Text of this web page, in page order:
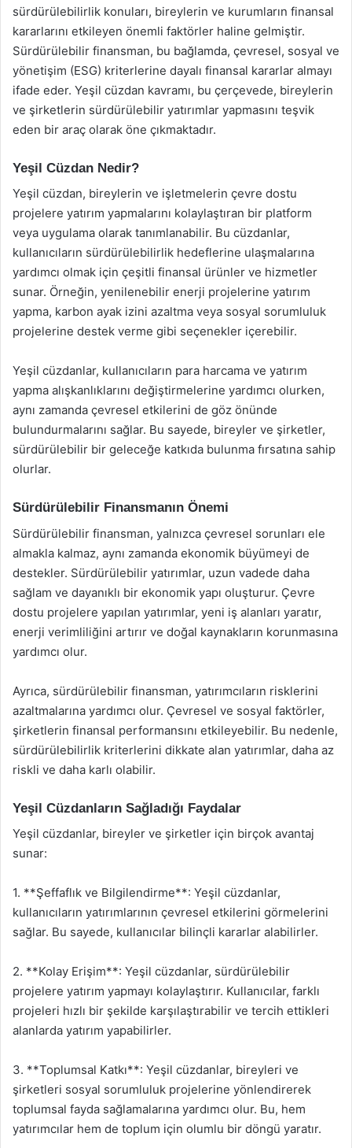
sürdürülebilirlik konuları, bireylerin ve kurumların finansal
kararlarını etkileyen önemli faktörler haline gelmiştir.
Sürdürülebilir finansman, bu bağlamda, çevresel, sosyal ve
yönetişim (ESG) kriterlerine dayalı finansal kararlar almayı
ifade eder. Yeşil cüzdan kavramı, bu çerçevede, bireylerin
ve şirketlerin sürdürülebilir yatırımlar yapmasını teşvik
eden bir araç olarak öne çıkmaktadır.
Yeşil Cüzdan Nedir?
Yeşil cüzdan, bireylerin ve işletmelerin çevre dostu
projelere yatırım yapmalarını kolaylaştıran bir platform
veya uygulama olarak tanımlanabilir. Bu cüzdanlar,
kullanıcıların sürdürülebilirlik hedeflerine ulaşmalarına
yardımcı olmak için çeşitli finansal ürünler ve hizmetler
sunar. Örneğin, yenilenebilir enerji projelerine yatırım
yapma, karbon ayak izini azaltma veya sosyal sorumluluk
projelerine destek verme gibi seçenekler içerebilir.
Yeşil cüzdanlar, kullanıcıların para harcama ve yatırım
yapma alışkanlıklarını değiştirmelerine yardımcı olurken,
aynı zamanda çevresel etkilerini de göz önünde
bulundurmalarını sağlar. Bu sayede, bireyler ve şirketler,
sürdürülebilir bir geleceğe katkıda bulunma fırsatına sahip
olurlar.
Sürdürülebilir Finansmanın Önemi
Sürdürülebilir finansman, yalnızca çevresel sorunları ele
almakla kalmaz, aynı zamanda ekonomik büyümeyi de
destekler. Sürdürülebilir yatırımlar, uzun vadede daha
sağlam ve dayanıklı bir ekonomik yapı oluşturur. Çevre
dostu projelere yapılan yatırımlar, yeni iş alanları yaratır,
enerji verimliliğini artırır ve doğal kaynakların korunmasına
yardımcı olur.
Ayrıca, sürdürülebilir finansman, yatırımcıların risklerini
azaltmalarına yardımcı olur. Çevresel ve sosyal faktörler,
şirketlerin finansal performansını etkileyebilir. Bu nedenle,
sürdürülebilirlik kriterlerini dikkate alan yatırımlar, daha az
riskli ve daha karlı olabilir.
Yeşil Cüzdanların Sağladığı Faydalar
Yeşil cüzdanlar, bireyler ve şirketler için birçok avantaj
sunar:
1. **Şeffaflık ve Bilgilendirme**: Yeşil cüzdanlar,
kullanıcıların yatırımlarının çevresel etkilerini görmelerini
sağlar. Bu sayede, kullanıcılar bilinçli kararlar alabilirler.
2. **Kolay Erişim**: Yeşil cüzdanlar, sürdürülebilir
projelere yatırım yapmayı kolaylaştırır. Kullanıcılar, farklı
projeleri hızlı bir şekilde karşılaştırabilir ve tercih ettikleri
alanlarda yatırım yapabilirler.
3. **Toplumsal Katkı**: Yeşil cüzdanlar, bireyleri ve
şirketleri sosyal sorumluluk projelerine yönlendirerek
toplumsal fayda sağlamalarına yardımcı olur. Bu, hem
yatırımcılar hem de toplum için olumlu bir döngü yaratır.